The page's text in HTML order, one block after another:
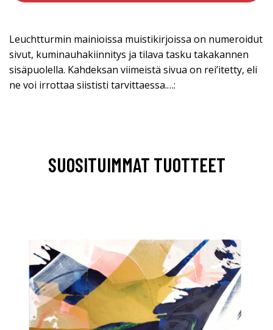
Leuchtturmin mainioissa muistikirjoissa on numeroidut
sivut, kuminauhakiinnitys ja tilava tasku takakannen
sisäpuolella. Kahdeksan viimeistä sivua on rei’itetty, eli
ne voi irrottaa siististi tarvittaessa.…:
SUOSITUIMMAT TUOTTEET